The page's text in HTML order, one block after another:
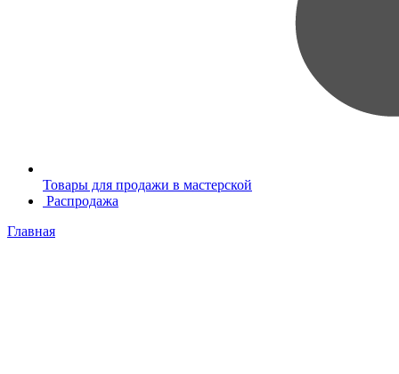
Товары для продажи в мастерской
Распродажа
Главная